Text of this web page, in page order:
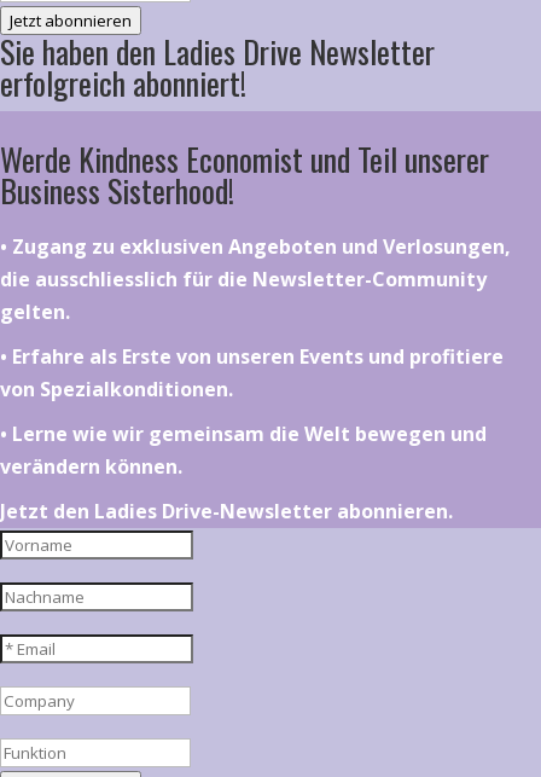
Jetzt abonnieren
Sie haben den Ladies Drive Newsletter
erfolgreich abonniert!
Werde Kindness Economist und Teil unserer
Business Sisterhood!
•⁠ ⁠⁠Zugang zu exklusiven Angeboten und Verlosungen,
die ausschliesslich für die Newsletter-Community
gelten.
•⁠ ⁠⁠Erfahre als Erste von unseren Events und profitiere
von Spezialkonditionen.
•⁠ ⁠⁠Lerne wie wir gemeinsam die Welt bewegen und
verändern können.
Jetzt den Ladies Drive-Newsletter abonnieren.